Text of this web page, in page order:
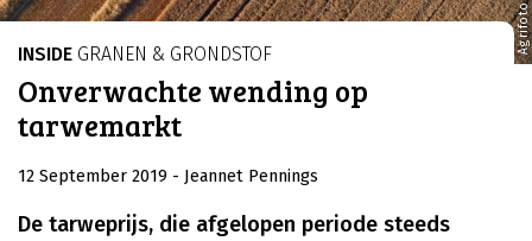
Agrifoto
INSIDE GRANEN & GRONDSTOF
Onverwachte wending op
tarwemarkt
12 September 2019 - Jeannet Pennings
De tarweprijs, die afgelopen periode steeds